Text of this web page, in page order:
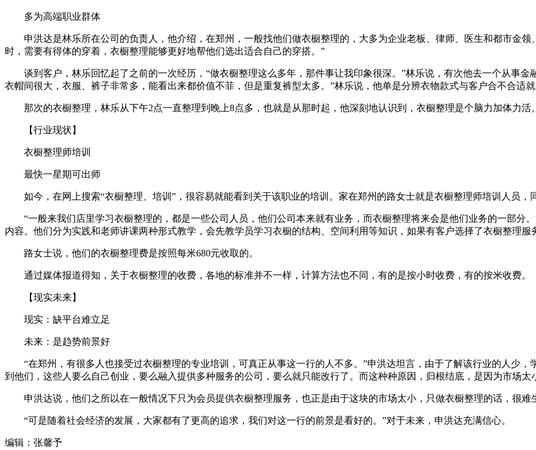
多为高端职业群体
申洪达是林乐所在公司的负责人，他介绍，在郑州，一般找他们做衣橱整理的，大多为企业老板、律师、医生和都市金领
时，需要有得体的穿着，衣橱整理能够更好地帮他们选出适合自己的穿搭。”
谈到客户，林乐回忆起了之前的一次经历，“做衣橱整理这么多年，那件事让我印象很深。”林乐说，有次他去一个从事金
衣帽间很大，衣服、裤子非常多，能看出来都价值不菲，但是重复裤型太多。”林乐说，他单是分辨衣物款式与客户合不合适
那次的衣橱整理，林乐从下午2点一直整理到晚上8点多，也就是从那时起，他深刻地认识到，衣橱整理是个脑力加体力活
【行业现状】
衣橱整理师培训
最快一星期可出师
如今，在网上搜索“衣橱整理、培训”，很容易就能看到关于该职业的培训。家在郑州的路女士就是衣橱整理师培训人员，
“一般来我们店里学习衣橱整理的，都是一些公司人员，他们公司本来就有业务，而衣橱整理将来会是他们业务的一部分
内容。他们分为实践和老师讲课两种形式教学，会先教学员学习衣橱的结构、空间利用等知识，如果有客户选择了衣橱整理
路女士说，他们的衣橱整理费是按照每米680元收取的。
通过媒体报道得知，关于衣橱整理的收费，各地的标准并不一样，计算方法也不同，有的是按小时收费，有的按米收费。
【现实未来】
现实：缺平台难立足
未来：是趋势前景好
“在郑州，有很多人也接受过衣橱整理的专业培训，可真正从事这一行的人不多。”申洪达坦言，由于了解该行业的人少，
到他们，这些人要么自己创业，要么融入提供多种服务的公司，要么就只能改行了。而这种种原因，归根结底，是因为市场太
申洪达说，他们之所以在一般情况下只为会员提供衣橱整理服务，也正是由于这块的市场太小，只做衣橱整理的话，很难
“可是随着社会经济的发展，大家都有了更高的追求，我们对这一行的前景是看好的。”对于未来，申洪达充满信心。
编辑：张馨予